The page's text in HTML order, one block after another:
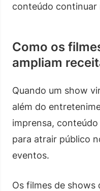
conteúdo continuar
Como os
ampliam
Quando um show
além do
imprensa,
para atrair público
eventos.
Os filmes de shows